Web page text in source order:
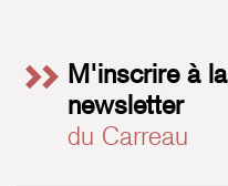
M'inscrire à la
newsletter
du Carreau